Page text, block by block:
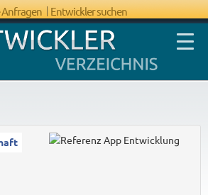
Entwickler suchen